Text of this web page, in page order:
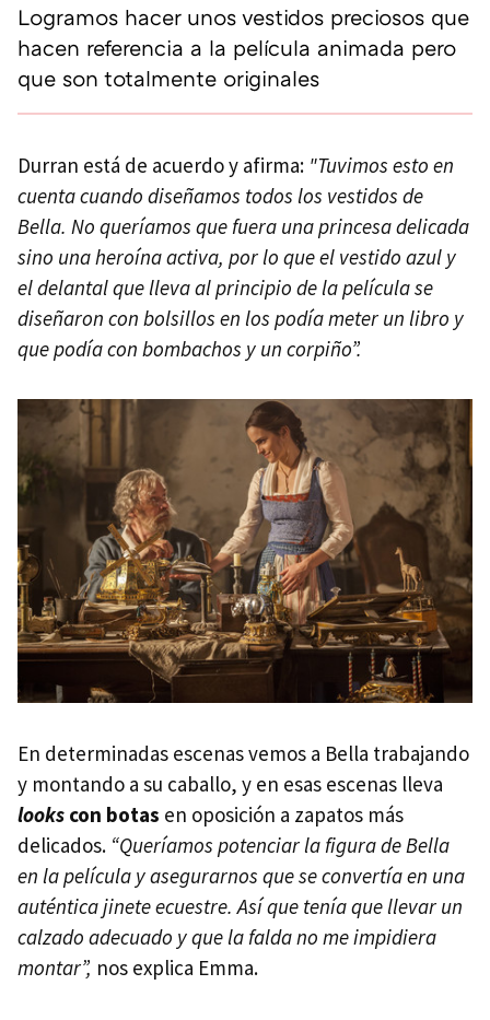
Logramos hacer unos vestidos preciosos que
hacen referencia a la película animada pero
que son totalmente originales
Durran está de acuerdo y afirma: "Tuvimos esto en
cuenta cuando diseñamos todos los vestidos de
Bella. No queríamos que fuera una princesa delicada
sino una heroína activa, por lo que el vestido azul y
el delantal que lleva al principio de la película se
diseñaron con bolsillos en los podía meter un libro y
que podía con bombachos y un corpiño”.
En determinadas escenas vemos a Bella trabajando
y montando a su caballo, y en esas escenas lleva
looks con botas en oposición a zapatos más
delicados. “Queríamos potenciar la figura de Bella
en la película y asegurarnos que se convertía en una
auténtica jinete ecuestre. Así que tenía que llevar un
calzado adecuado y que la falda no me impidiera
montar”, nos explica Emma.